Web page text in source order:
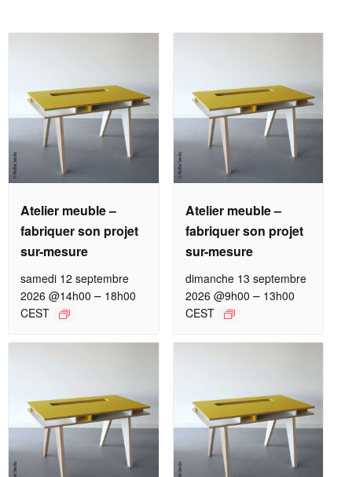
Atelier meuble –
fabriquer son projet
sur-mesure
samedi 12 septembre
2026 @14h00 – 18h00
CEST
Atelier meuble –
fabriquer son projet
sur-mesure
dimanche 13 septembre
2026 @9h00 – 13h00
CEST